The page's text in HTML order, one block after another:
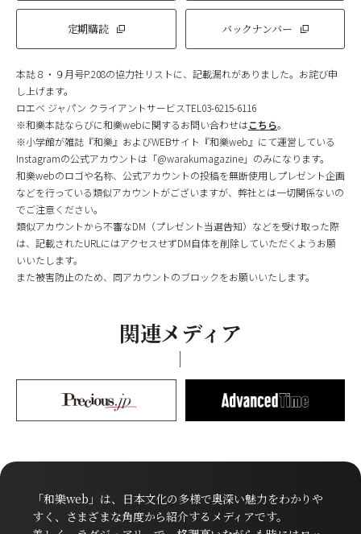
定期購読 バックナンバー
本誌８・９月号P.208の協力社リストに、記載漏れがありました。お詫び申
し上げます。
ロエベ ジャパン クライアントサービスTEL03-6215-6116
※和樂本誌ならびに和樂webに関するお問い合わせはこちら。
※小学館が雑誌『和樂』およびWEBサイト『和樂web』にて運営している
Instagramの公式アカウントは「@warakumagazine」のみになります。
和樂webのロゴや名称、公式アカウントの投稿を無断使用しプレゼント企画
などを行っている類似アカウントがございますが、弊社とは一切関係ないの
でご注意ください。
類似アカウントから不審なDM（プレゼント当選告知）などを受け取った際
は、記載されたURLにはアクセスせずDM自体を削除していただくようお願
いいたします。
また被害防止のため、同アカウントのブロックをお願いいたします。
関連メディア
「和樂web」は、日本文化の多様で奥深い魅力をわかりや
すく、さまざまな角度から紹介するメディアです。